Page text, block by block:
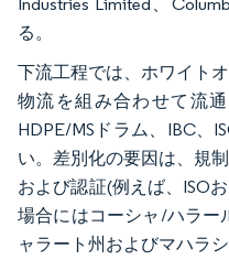
る。
下流工程では、ホワイト
物流を組み合わせて流
HDPE/MSドラム、IBC、
い。差別化の要因は、規
および認証(例えば、ISO
場合にはコーシャ/ハラー
ャラート州およびマハラ